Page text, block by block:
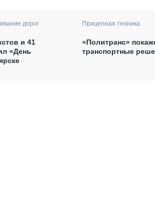
дорог
и 41
«День
Прицепная техника
«Политранс»
транспортные